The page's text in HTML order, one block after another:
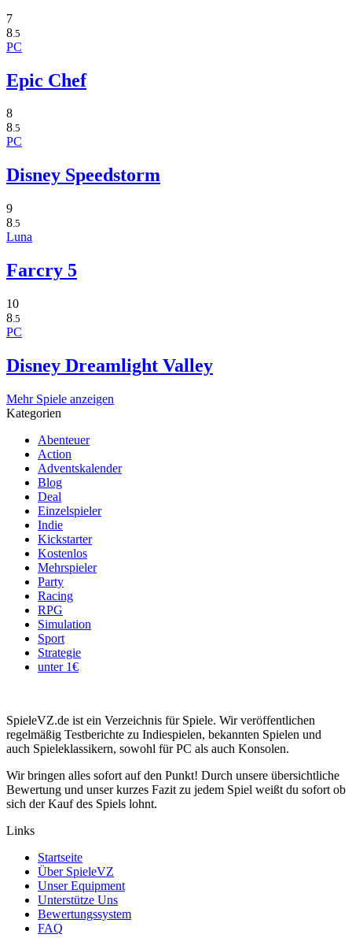
7
8 .5
PC
Epic Chef
8
8.5
PC
Disney Speedstorm
9
8.5
Luna
Farcry 5
10
8.5
PC
Disney Dreamlight Valley
Mehr Spiele anzeigen
Kategorien
Abenteuer
Action
Adventskalender
Blog
Deal
Einzelspieler
Indie
Kickstarter
Kostenlos
Mehrspieler
Party
Racing
RPG
Simulation
Sport
Strategie
unter 1€
SpieleVZ.de ist ein Verzeichnis für Spiele. Wir veröffentlichen
regelmäßig Testberichte zu Indiespielen, bekannten Spielen und
auch Spieleklassikern, sowohl für PC als auch Konsolen.
Wir bringen alles sofort auf den Punkt! Durch unsere übersichtliche
Bewertung und unser kurzes Fazit zu jedem Spiel weißt du sofort ob
sich der Kauf des Spiels lohnt.
Links
Startseite
Über SpieleVZ
Unser Equipment
Unterstütze Uns
Bewertungssystem
FAQ